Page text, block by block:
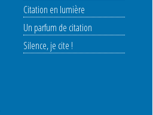
Citation en lumière
Un parfum de citation
Silence, je cite !